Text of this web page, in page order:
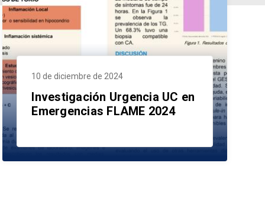
10 de diciembre de 2024
Investigación Urgencia UC en
Emergencias FLAME 2024